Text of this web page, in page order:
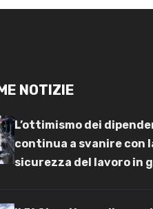
NOTIZIE
L’ottimismo dei
continua a svanire con
sicurezza del lavoro in